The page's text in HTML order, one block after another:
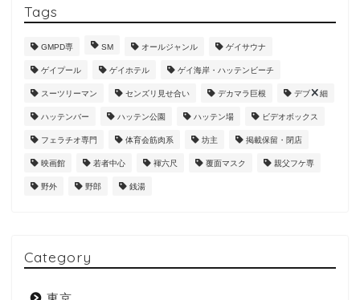
Tags
GMPD専 SM オールジャンル ゲイサウナ
ゲイプール ゲイホテル ゲイ海岸・ハッテンビーチ
スーツリーマン センズリ見せ合い デカマラ巨根 デブ 細
ハッテンバー ハッテン公園 ハッテン場 ビデオボックス
フェラチオ専門 体育会筋肉系 坊主 掲載保留・閉店
映画館 若者中心 褌六尺 覆面マスク 親父フケ専
野外 野郎 銭湯
Category